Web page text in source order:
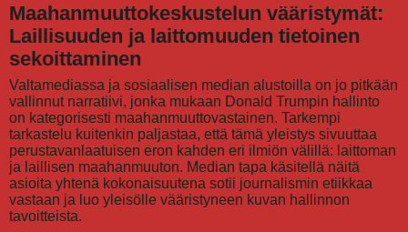
Maahanmuuttokeskustelun vääristymät:
Laillisuuden ja laittomuuden tietoinen
sekoittaminen
Valtamediassa ja sosiaalisen median alustoilla on jo pitkään
vallinnut narratiivi, jonka mukaan Donald Trumpin hallinto
on kategorisesti maahanmuuttovastainen. Tarkempi
tarkastelu kuitenkin paljastaa, että tämä yleistys sivuuttaa
perustavanlaatuisen eron kahden eri ilmiön välillä: laittoman
ja laillisen maahanmuuton. Median tapa käsitellä näitä
asioita yhtenä kokonaisuutena sotii journalismin etiikkaa
vastaan ja luo yleisölle vääristyneen kuvan hallinnon
tavoitteista.